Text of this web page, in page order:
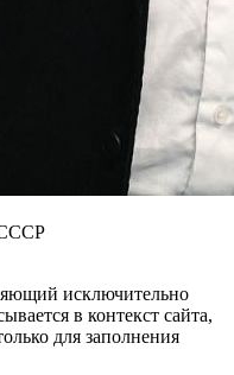
исключительно
в контекст сайта,
для заполнения